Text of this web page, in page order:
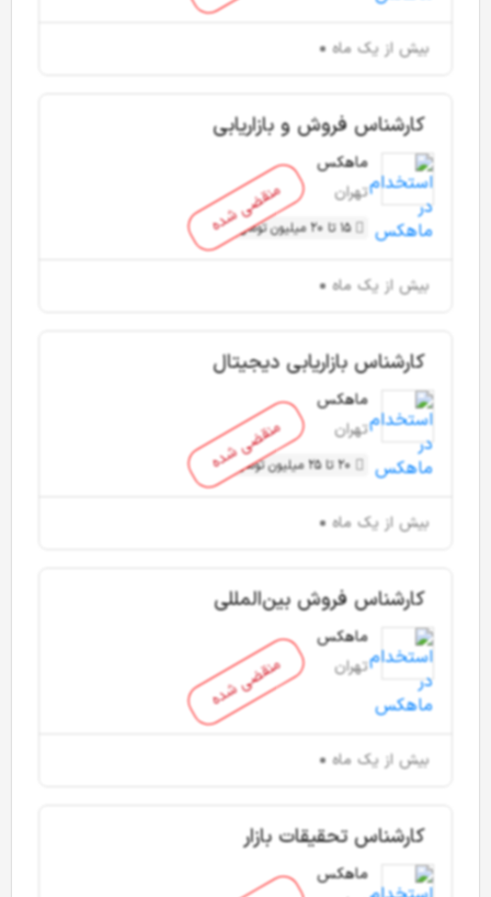
بیش از یک ماه
منقضی شده
کارشناس فروش و بازاریابی
ماهکس
تهران
15 تا 20 میلیون تومان
بیش از یک ماه
منقضی شده
کارشناس بازاریابی دیجیتال
ماهکس
تهران
20 تا 25 میلیون تومان
بیش از یک ماه
منقضی شده
کارشناس فروش بین‌المللی
ماهکس
تهران
بیش از یک ماه
کارشناس تحقیقات بازار
ماهکس